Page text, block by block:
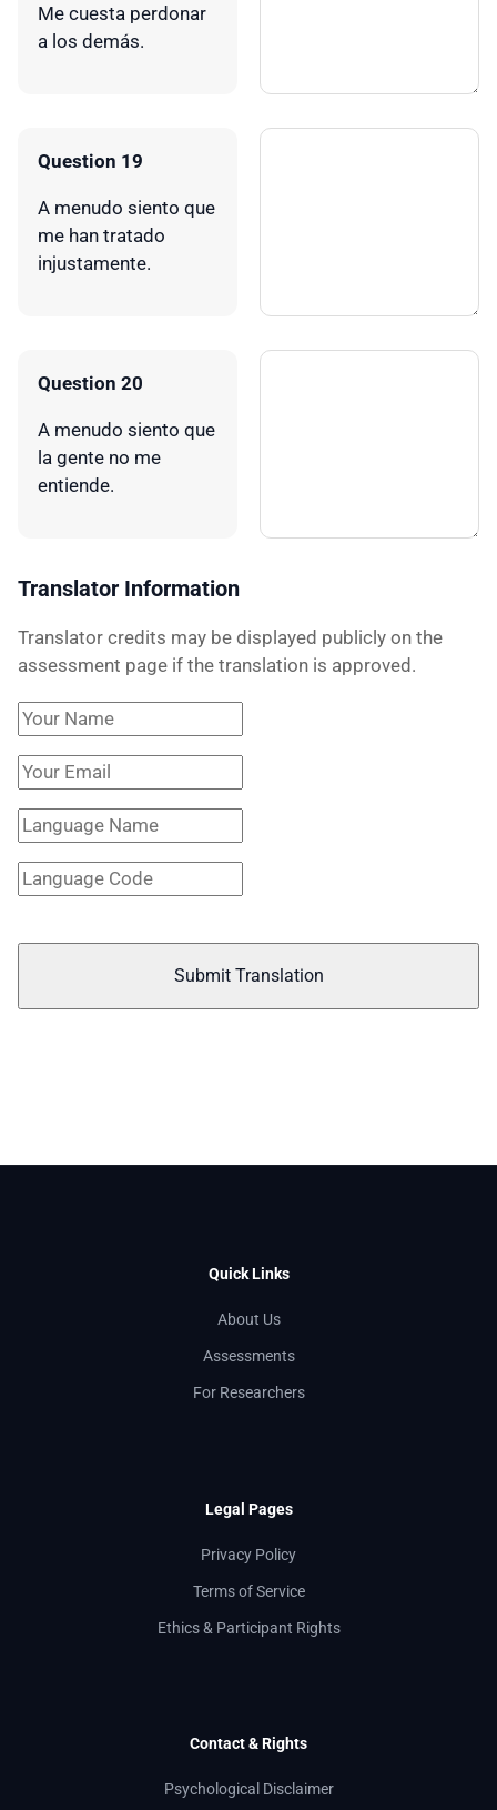
Me cuesta perdonar
a los demás.
Question 19
A menudo siento que
me han tratado
injustamente.
Question 20
A menudo siento que
la gente no me
entiende.
Translator Information
Translator credits may be displayed publicly on the
assessment page if the translation is approved.
Submit Translation
Quick Links
About Us
Assessments
For Researchers
Legal Pages
Privacy Policy
Terms of Service
Ethics & Participant Rights
Contact & Rights
Psychological Disclaimer